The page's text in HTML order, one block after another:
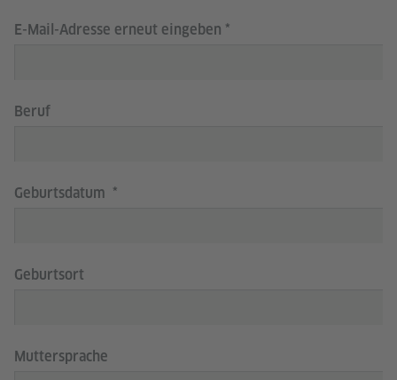
E-Mail-Adresse erneut eingeben
Beruf
Geburtsdatum
Geburtsort
Muttersprache